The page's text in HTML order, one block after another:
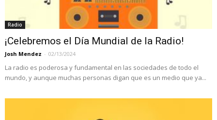
Radio
¡Celebremos el Día Mundial de la Radio!
Josh Mendez - 02/13/2024
La radio es poderosa y fundamental en las sociedades de todo el
mundo, y aunque muchas personas digan que es un medio que ya...